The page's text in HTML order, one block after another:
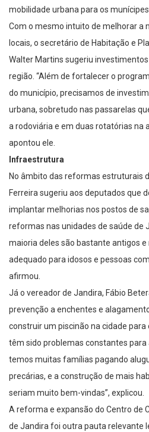
mobilidade urbana para os
Com o mesmo intuito de melhorar a
locais, o secretário de Habitação e
Walter Martins sugeriu
região. “Além de fortalecer o
do município, precisamos de
urbana, sobretudo nas passarelas
a rodoviária e em duas rotatórias na
apontou ele.
Infraestrutura
No âmbito das reformas estruturais
Ferreira sugeriu aos deputados que
implantar melhorias nos postos de
reformas nas unidades de saúde de
maioria deles são bastante antigos
adequado para idosos e pessoas
afirmou.
Já o vereador de Jandira, Fábio
prevenção a enchentes e
construir um piscinão na cidade
têm sido problemas constantes para
temos muitas famílias pagando
precárias, e a construção de mais
seriam muito bem-vindas”, explicou.
A reforma e expansão do Centro de
de Jandira foi outra pauta relevante